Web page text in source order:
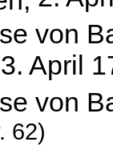
von
3. April
von
62)